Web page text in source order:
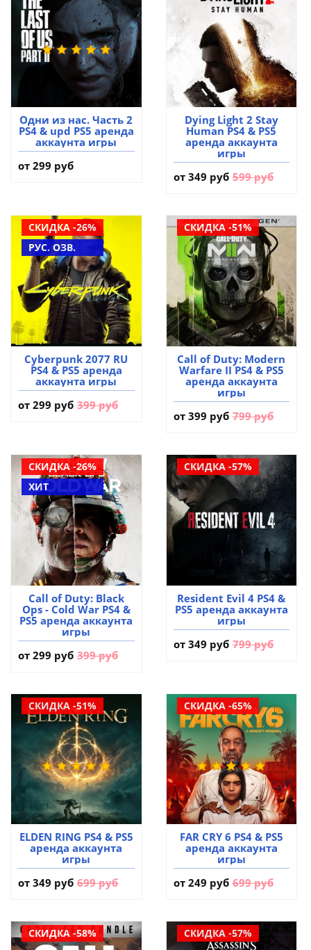
Одни из нас. Часть 2
PS4 & upd PS5 аренда
аккаунта игры
от 299 руб
Dying Light 2 Stay
Human PS4 & PS5
аренда аккаунта
игры
от 349 руб 599 руб
СКИДКА -26%
РУС. ОЗВ.
Cyberpunk 2077 RU
PS4 & PS5 аренда
аккаунта игры
от 299 руб 399 руб
СКИДКА -51%
Call of Duty: Modern
Warfare II PS4 & PS5
аренда аккаунта
игры
от 399 руб 799 руб
СКИДКА -26%
ХИТ
Call of Duty: Black
Ops - Cold War PS4 &
PS5 аренда аккаунта
игры
от 299 руб 399 руб
СКИДКА -57%
Resident Evil 4 PS4 &
PS5 аренда аккаунта
игры
от 349 руб 799 руб
СКИДКА -51%
ELDEN RING PS4 & PS5
аренда аккаунта
игры
от 349 руб 699 руб
СКИДКА -65%
FAR CRY 6 PS4 & PS5
аренда аккаунта
игры
от 249 руб 699 руб
СКИДКА -58% СКИДКА -57%